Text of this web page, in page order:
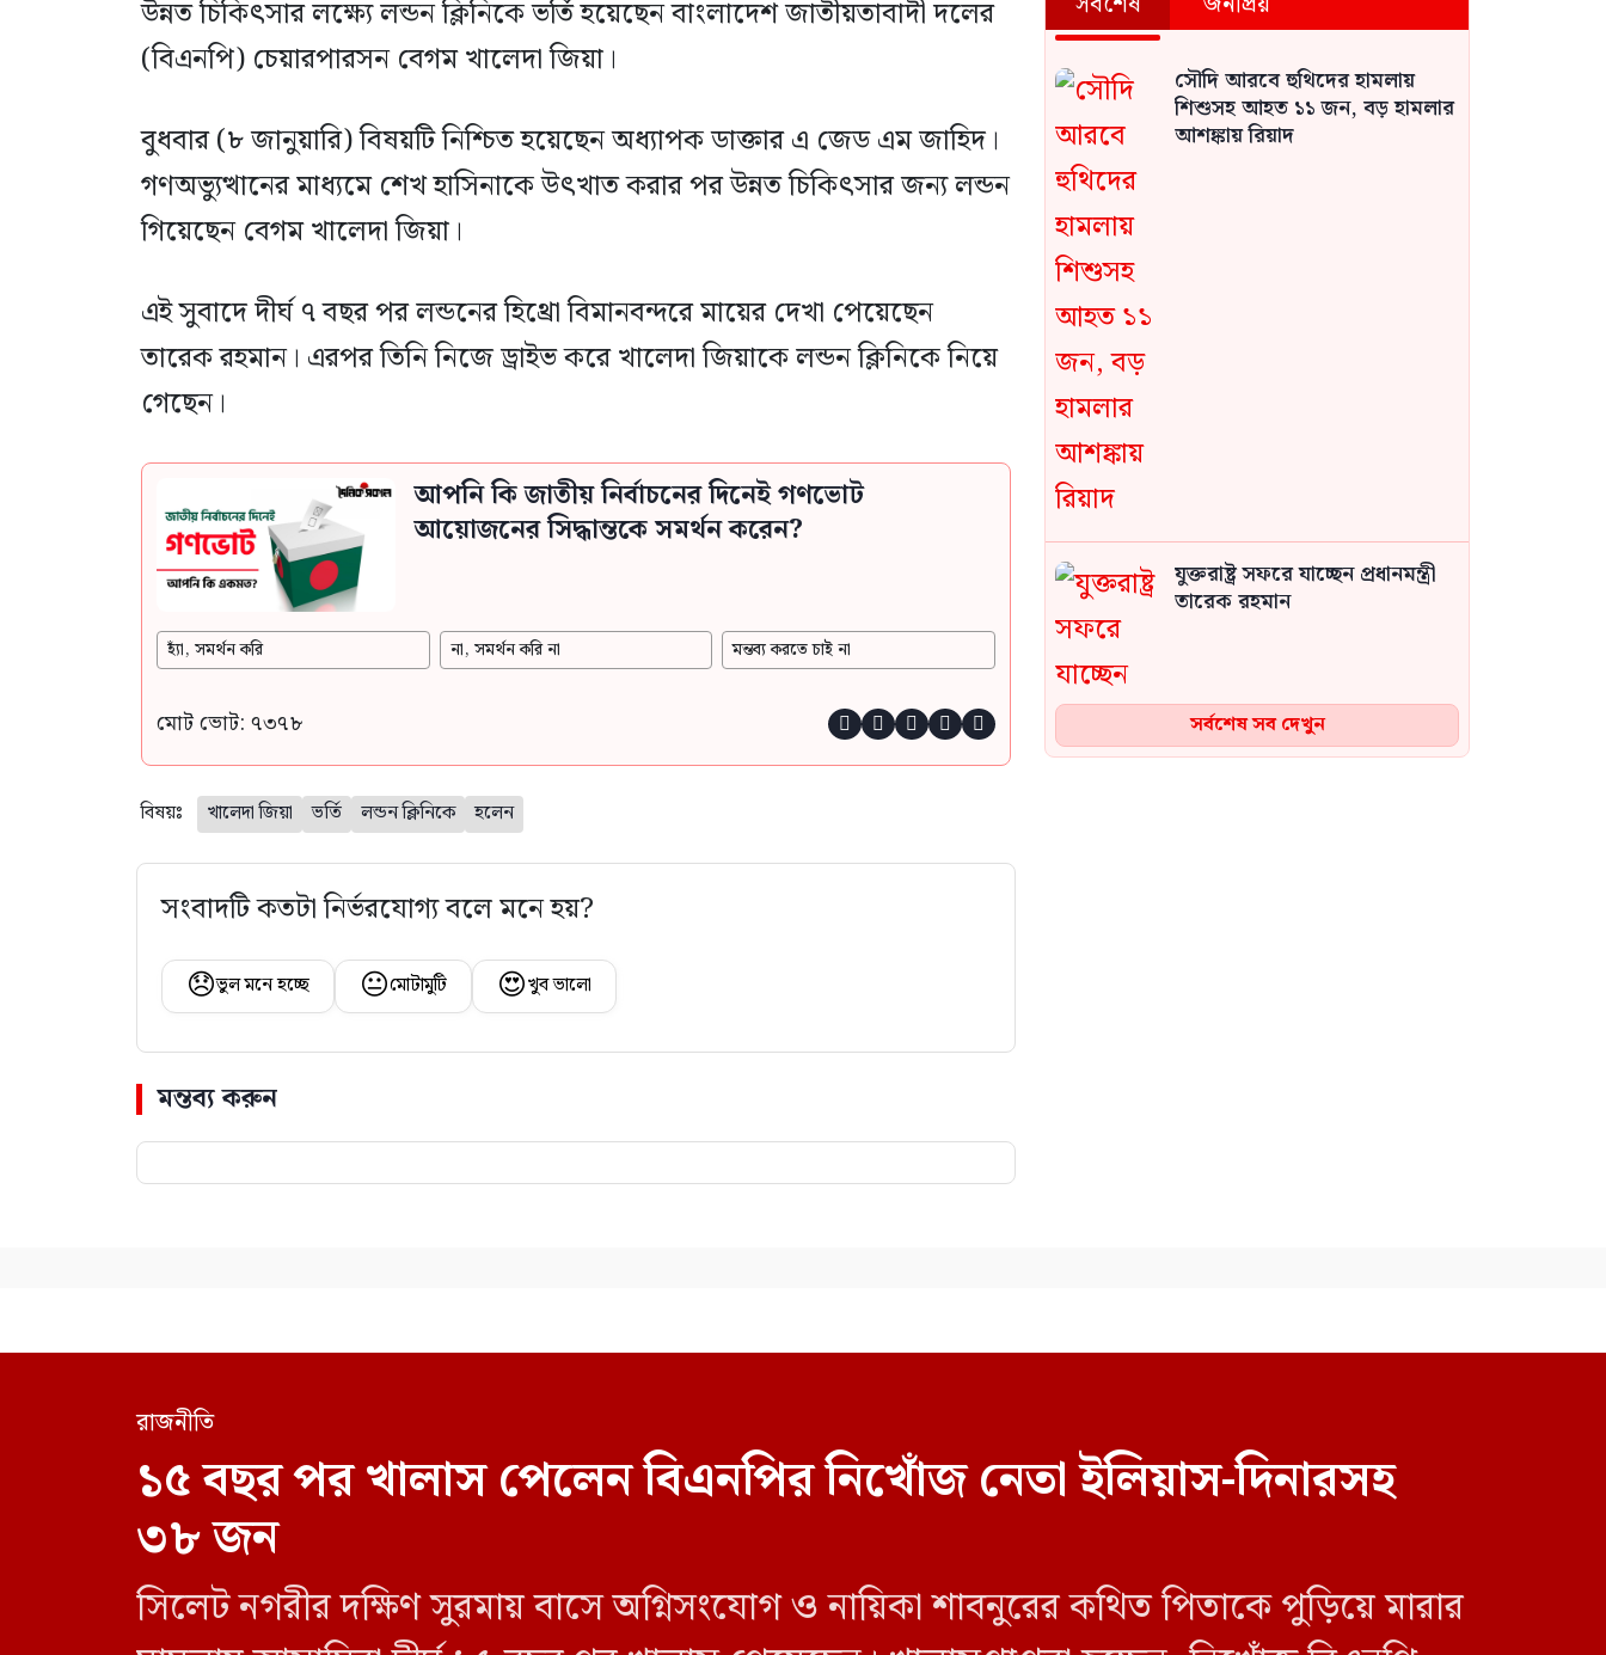
উন্নত চিকিৎসার লক্ষ্যে লন্ডন ক্লিনিকে ভর্তি হয়েছেন বাংলাদেশ জাতীয়তাবাদী দলের
(বিএনপি) চেয়ারপারসন বেগম খালেদা জিয়া।
বুধবার (৮ জানুয়ারি) বিষয়টি নিশ্চিত হয়েছেন অধ্যাপক ডাক্তার এ জেড এম জাহিদ।
গণঅভ্যুত্থানের মাধ্যমে শেখ হাসিনাকে উৎখাত করার পর উন্নত চিকিৎসার জন্য লন্ডন
গিয়েছেন বেগম খালেদা জিয়া।
এই সুবাদে দীর্ঘ ৭ বছর পর লন্ডনের হিথ্রো বিমানবন্দরে মায়ের দেখা পেয়েছেন
তারেক রহমান। এরপর তিনি নিজে ড্রাইভ করে খালেদা জিয়াকে লন্ডন ক্লিনিকে নিয়ে
গেছেন।
আপনি কি জাতীয় নির্বাচনের দিনেই গণভোট
আয়োজনের সিদ্ধান্তকে সমর্থন করেন?
হ্যাঁ, সমর্থন করি না, সমর্থন করি না মন্তব্য করতে চাই না
মোট ভোট: ৭৩৭৮     
বিষয়ঃ খালেদা জিয়া ভর্তি লন্ডন ক্লিনিকে হলেন
সংবাদটি কতটা নির্ভরযোগ্য বলে মনে হয়?
😞ভুল মনে হচ্ছে 😐মোটামুটি 😍খুব ভালো
মন্তব্য করুন
সৌদি আরবে হুথিদের হামলায়
শিশুসহ আহত ১১ জন, বড় হামলার
আশঙ্কায় রিয়াদ
যুক্তরাষ্ট্র সফরে যাচ্ছেন প্রধানমন্ত্রী
তারেক রহমান
দুই ঘণ্টার ব্যবধানে সড়কে ঝরল ১৬
প্রাণ
সর্বশেষ সব দেখুন
রাজনীতি
১৫ বছর পর খালাস পেলেন বিএনপির নিখোঁজ নেতা ইলিয়াস-দিনারসহ
৩৮ জন
সিলেট নগরীর দক্ষিণ সুরমায় বাসে অগ্নিসংযোগ ও নায়িকা শাবনুরের কথিত পিতাকে পুড়িয়ে মারার